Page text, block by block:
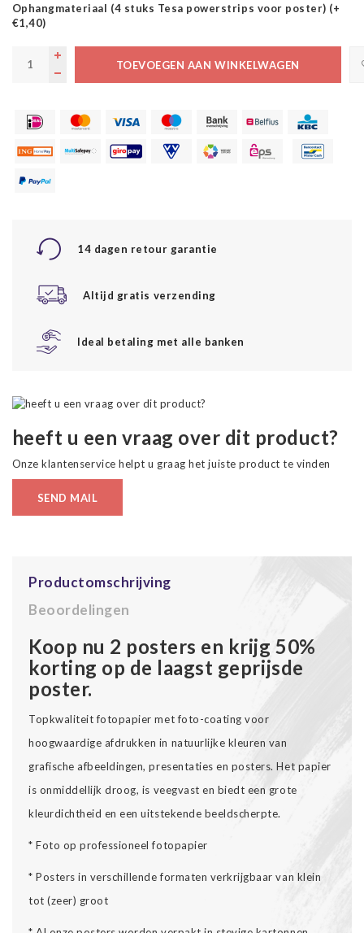
Ophangmateriaal (4 stuks Tesa powerstrips voor poster) (+
€1,40)
TOEVOEGEN AAN WINKELWAGEN
14 dagen retour garantie
Altijd gratis verzending
Ideal betaling met alle banken
heeft u een vraag over dit product?
Onze klantenservice helpt u graag het juiste product te vinden
SEND MAIL
Productomschrijving
Beoordelingen
Koop nu 2 posters en krijg 50%
korting op de laagst geprijsde
poster.
Topkwaliteit fotopapier met foto-coating voor
hoogwaardige afdrukken in natuurlijke kleuren van
grafische afbeeldingen, presentaties en posters. Het papier
is onmiddellijk droog, is veegvast en biedt een grote
kleurdichtheid en een uitstekende beeldscherpte.
* Foto op professioneel fotopapier
* Posters in verschillende formaten verkrijgbaar van klein
tot (zeer) groot